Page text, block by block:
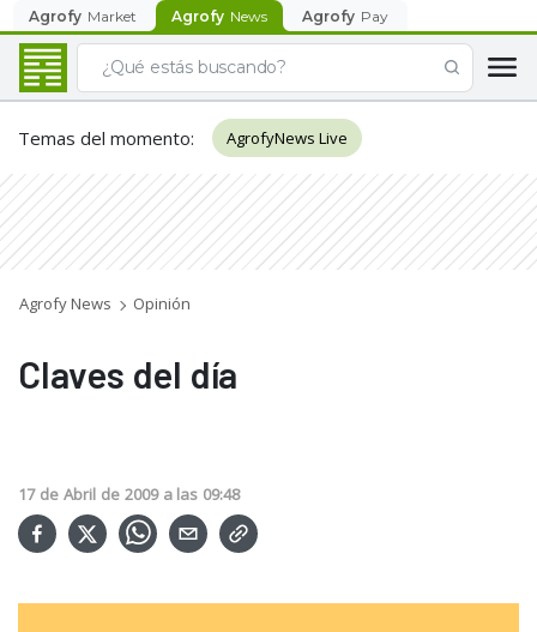
Agrofy Market Agrofy News Agrofy Pay
Temas del momento: AgrofyNews Live
Agrofy News Opinión
Claves del día
17 de Abril de 2009 a las 09:48